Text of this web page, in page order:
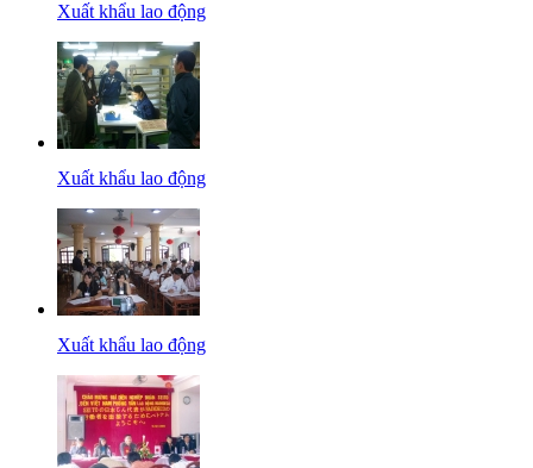
Xuất khẩu lao động
Xuất khẩu lao động
Xuất khẩu lao động